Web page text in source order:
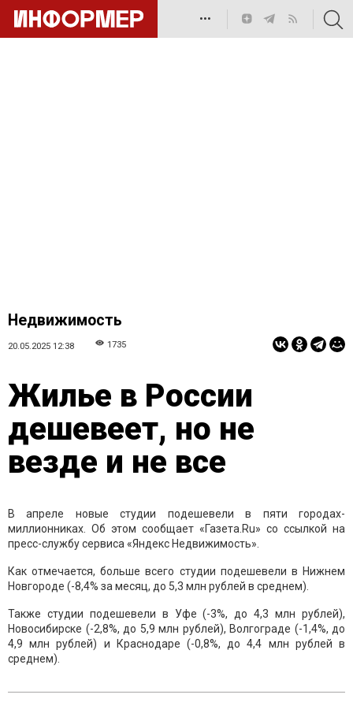
•••
Недвижимость
20.05.2025 12:38 1735
Жилье в России
дешевеет, но не
везде и не все
В апреле новые студии подешевели в пяти городах-
миллионниках. Об этом сообщает «Газета.Ru» со ссылкой на
пресс-службу сервиса «Яндекс Недвижимость».
Как отмечается, больше всего студии подешевели в Нижнем
Новгороде (-8,4% за месяц, до 5,3 млн рублей в среднем).
Также студии подешевели в Уфе (-3%, до 4,3 млн рублей),
Новосибирске (-2,8%, до 5,9 млн рублей), Волгограде (-1,4%, до
4,9 млн рублей) и Краснодаре (-0,8%, до 4,4 млн рублей в
среднем).